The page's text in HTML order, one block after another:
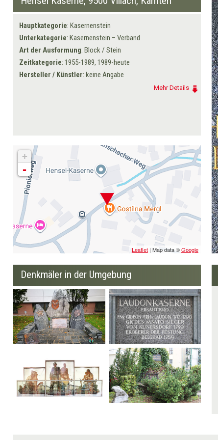
Hauptkategorie: Kasernenstein
Unterkategorie: Kasernenstein – Verband
Art der Ausformung: Block / Stein
Zeitkategorie: 1955-1989, 1989-heute
Hersteller / Künstler: keine Angabe
Mehr Details
+
-
Leaflet| Map data ©Google
Denkmäler in der Umgebung
Gedenkstein
Jägerbataillon 26 und
der Traditionsvereine
Kasernenstein
Verfremdete Fresken
Denkmal und
Gedenkstein